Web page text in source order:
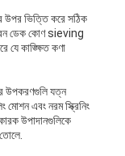
উপর ভিত্তি করে সঠিক
ডেক কোণ sieving
যে কাঙ্ক্ষিত কণা
উপকরণগুলি যত্ন
মোশন এবং নরম স্ক্রিনিং
উপাদানগুলিকে